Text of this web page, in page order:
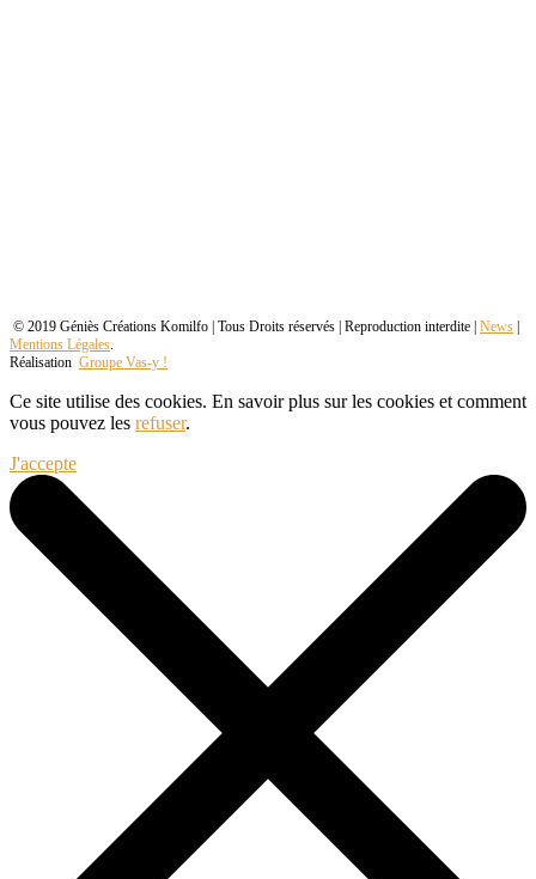
© 2019 Géniès Créations Komilfo | Tous Droits réservés | Reproduction interdite | News
Mentions Légales.
Réalisation Groupe Vas-y !
Ce site utilise des cookies. En savoir plus sur les cookies et comment
vous pouvez les refuser.
J'accepte